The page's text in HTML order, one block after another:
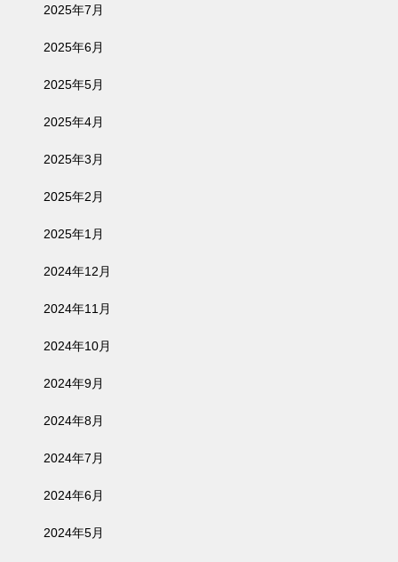
2025年7月
2025年6月
2025年5月
2025年4月
2025年3月
2025年2月
2025年1月
2024年12月
2024年11月
2024年10月
2024年9月
2024年8月
2024年7月
2024年6月
2024年5月